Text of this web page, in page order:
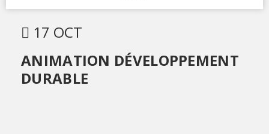
17 OCT
ANIMATION DÉVELOPPEMENT
DURABLE